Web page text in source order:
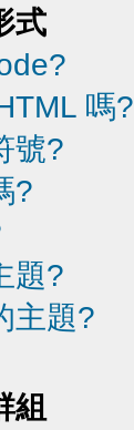
式
嗎?
號?
?
題?
主題?
組